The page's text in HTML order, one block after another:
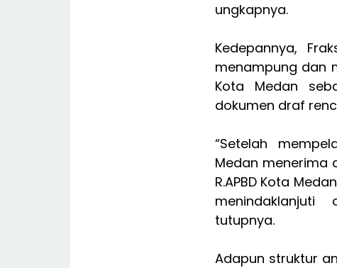
ungkapnya.
Kedepannya,
menampung dan
Kota Medan
dokumen draf
“Setelah
Medan menerima
R.APBD Kota
tutupnya.
Adapun struktur